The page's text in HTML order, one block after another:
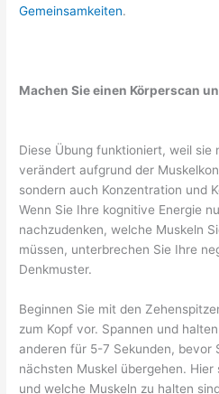
Gemeinsamkeiten.
Machen Sie einen Körperscan
Diese Übung funktioniert, weil sie
verändert aufgrund der
sondern auch Konzentration und
Wenn Sie Ihre kognitive Energie
nachzudenken, welche Muskeln
müssen, unterbrechen Sie Ihre
Denkmuster.
Beginnen Sie mit den
zum Kopf vor. Spannen und
anderen für 5-7 Sekunden, bevor
nächsten Muskel übergehen.
und welche Muskeln zu halten